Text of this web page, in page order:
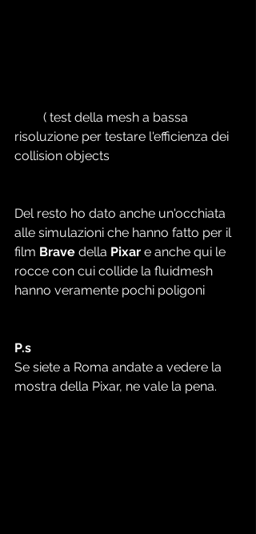
risoluzione per testare l'efficienza dei
collision objects
Del resto ho dato anche un'occhiata
alle simulazioni che hanno fatto per il
film Brave della Pixar e anche qui le
rocce con cui collide la fluidmesh
hanno veramente pochi poligoni
P.s
Se siete a Roma andate a vedere la
mostra della Pixar, ne vale la pena.